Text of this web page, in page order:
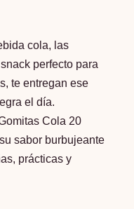
cola, las
perfecto para
te entregan ese
el día.
Cola 20
sabor burbujeante
prácticas y